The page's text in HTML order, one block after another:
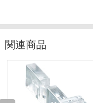
関連商品